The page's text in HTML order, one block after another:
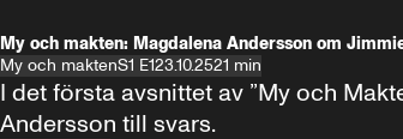
My och makten: Magdalena Andersson om
My och maktenS1 E123.10.2521 min
I det första avsnittet av ”My och
Andersson till svars.